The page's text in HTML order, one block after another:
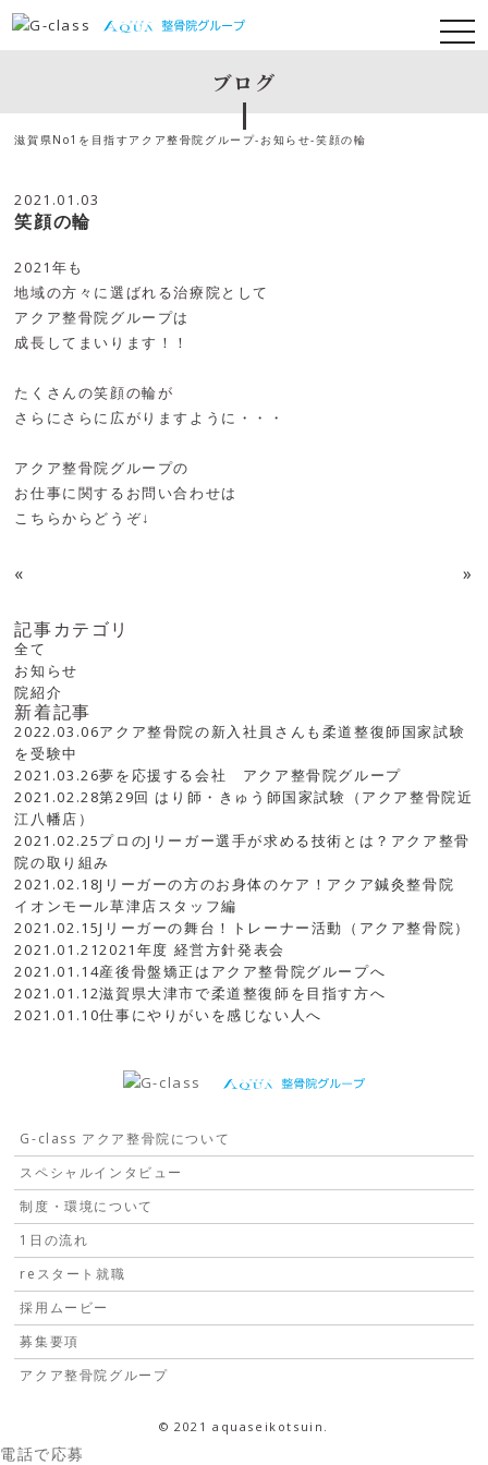
ブログ
滋賀県No1を目指すアクア整骨院グループ-お知らせ-笑顔の輪
2021.01.03
笑顔の輪
2021年も
地域の方々に選ばれる治療院として
アクア整骨院グループは
成長してまいります！！
たくさんの笑顔の輪が
さらにさらに広がりますように・・・
アクア整骨院グループの
お仕事に関するお問い合わせは
こちらからどうぞ↓
« »
記事カテゴリ
全て
お知らせ
院紹介
新着記事
2022.03.06アクア整骨院の新入社員さんも柔道整復師国家試験
を受験中
2021.03.26夢を応援する会社 アクア整骨院グループ
2021.02.28第29回 はり師・きゅう師国家試験（アクア整骨院近
江八幡店）
2021.02.25プロのJリーガー選手が求める技術とは？アクア整骨
院の取り組み
2021.02.18Jリーガーの方のお身体のケア！アクア鍼灸整骨院
イオンモール草津店スタッフ編
2021.02.15Jリーガーの舞台！トレーナー活動（アクア整骨院）
2021.01.212021年度 経営方針発表会
2021.01.14産後骨盤矯正はアクア整骨院グループへ
2021.01.12滋賀県大津市で柔道整復師を目指す方へ
2021.01.10仕事にやりがいを感じない人へ
G-class アクア整骨院について
スペシャルインタビュー
制度・環境について
1日の流れ
reスタート就職
採用ムービー
募集要項
アクア整骨院グループ
© 2021 aquaseikotsuin.
電話で応募